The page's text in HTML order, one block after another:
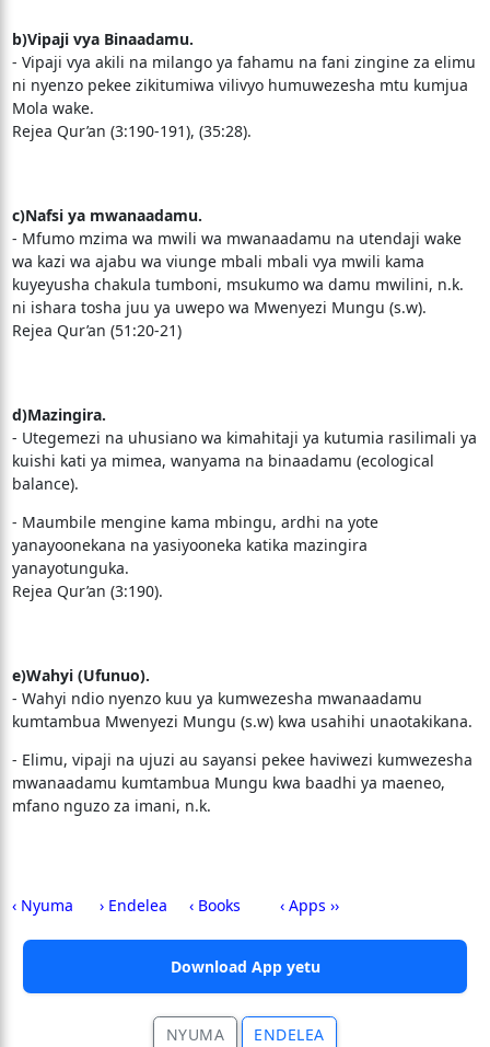
b)Vipaji vya Binaadamu.
- Vipaji vya akili na milango ya fahamu na fani zingine za elimu
ni nyenzo pekee zikitumiwa vilivyo humuwezesha mtu kumjua
Mola wake.
Rejea Qur’an (3:190-191), (35:28).
c)Nafsi ya mwanaadamu.
- Mfumo mzima wa mwili wa mwanaadamu na utendaji wake
wa kazi wa ajabu wa viunge mbali mbali vya mwili kama
kuyeyusha chakula tumboni, msukumo wa damu mwilini, n.k.
ni ishara tosha juu ya uwepo wa Mwenyezi Mungu (s.w).
Rejea Qur’an (51:20-21)
d)Mazingira.
- Utegemezi na uhusiano wa kimahitaji ya kutumia rasilimali ya
kuishi kati ya mimea, wanyama na binaadamu (ecological
balance).
- Maumbile mengine kama mbingu, ardhi na yote
yanayoonekana na yasiyooneka katika mazingira
yanayotunguka.
Rejea Qur’an (3:190).
e)Wahyi (Ufunuo).
- Wahyi ndio nyenzo kuu ya kumwezesha mwanaadamu
kumtambua Mwenyezi Mungu (s.w) kwa usahihi unaotakikana.
- Elimu, vipaji na ujuzi au sayansi pekee haviwezi kumwezesha
mwanaadamu kumtambua Mungu kwa baadhi ya maeneo,
mfano nguzo za imani, n.k.
‹ Nyuma › Endelea ‹ Books ‹ Apps ››
Download App yetu
NYUMA ENDELEA